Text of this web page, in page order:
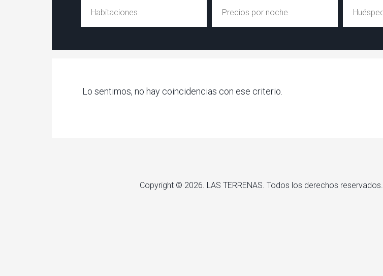
Lo sentimos, no hay coincidencias con ese criterio.
Copyright © 2026. LAS TERRENAS. Todos los derechos reservados.